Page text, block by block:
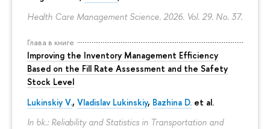
Health Care Management Science. 2026. Vol. 29. No. 37.
Глава в книге
Improving the Inventory Management Efficiency
Based on the Fill Rate Assessment and the Safety
Stock Level
Lukinskiy V., Vladislav Lukinskiy, Bazhina D. et al.
In bk.: Reliability and Statistics in Transportation and